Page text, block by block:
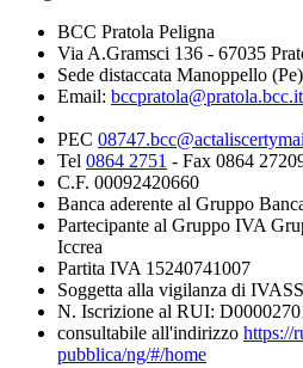
BCC Pratola Peligna
Via A.Gramsci 136 - 67035
Sede distaccata Manoppello
Email: bccpratola@pratola.bcc.it
PEC
Tel 0864 2751 - Fax 0864
C.F. 00092420660
Banca aderente al Gruppo
Partecipante al Gruppo IVA
Iccrea
Partita IVA 15240741007
Soggetta alla vigilanza di IVASS
N. Iscrizione al RUI:
consultabile all'indirizzo https://
pubblica/ng/#/home